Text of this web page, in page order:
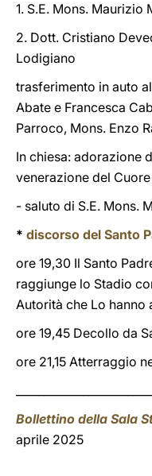
1. S.E. Mons.
2. Dott. Cristiano
Lodigiano
trasferimento in auto
Abate e Francesca
Parroco, Mons. Enzo
In chiesa: adorazione
venerazione del
- saluto di S.E. Mons.
* discorso del Santo
ore 19,30 Il Santo
raggiunge lo Stadio
Autorità che Lo hanno
ore 19,45 Decollo da
ore 21,15 Atterraggio
Bollettino della Sala
aprile 2025